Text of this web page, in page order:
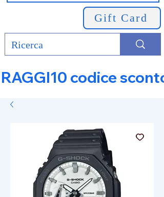
Gift Card
RAGGI10 codice